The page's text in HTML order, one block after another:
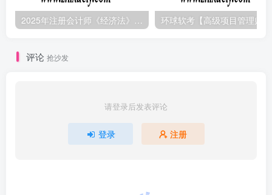
2025年注册会计师《经济法》【VIP课件】
评论 抢沙发
请登录后发表评论
登录 注册